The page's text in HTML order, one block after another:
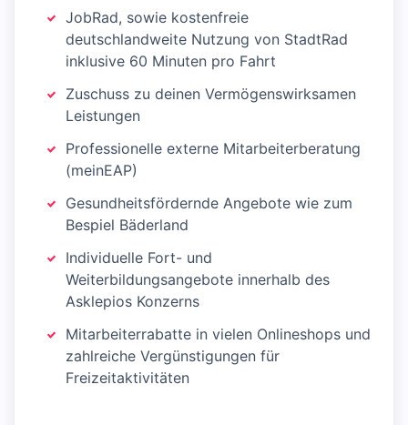
JobRad, sowie kostenfreie
deutschlandweite Nutzung von StadtRad
inklusive 60 Minuten pro Fahrt
Zuschuss zu deinen Vermögenswirksamen
Leistungen
Professionelle externe Mitarbeiterberatung
(meinEAP)
Gesundheitsfördernde Angebote wie zum
Bespiel Bäderland
Individuelle Fort- und
Weiterbildungsangebote innerhalb des
Asklepios Konzerns
Mitarbeiterrabatte in vielen Onlineshops und
zahlreiche Vergünstigungen für
Freizeitaktivitäten